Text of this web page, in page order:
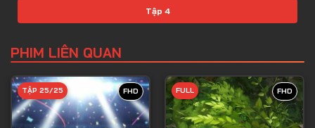
Tập 4
Tập 6
Tập 7
Tập 8
PHIM LIÊN QUAN
FHD
TẬP 25/25 FHD
FULL